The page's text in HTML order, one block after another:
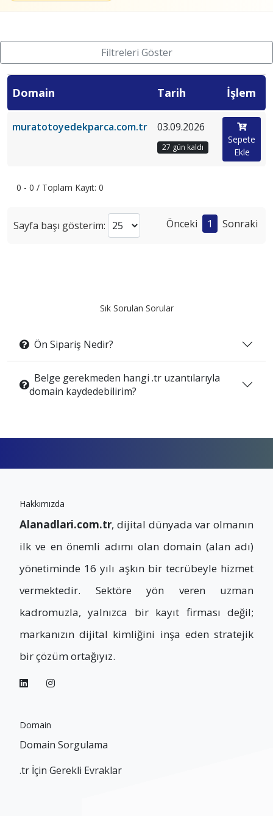
Filtreleri Göster
Domain Tarih İşlem
muratotoyedekparca.com.tr 03.09.2026
27 gün kaldı
Sepete
Ekle
0 - 0 / Toplam Kayıt: 0
Sayfa başı gösterim: Önceki 1 Sonraki
Sık Sorulan Sorular
Ön Sipariş Nedir?
Belge gerekmeden hangi .tr uzantılarıyla
domain kaydedebilirim?
Hakkımızda
Alanadlari.com.tr, dijital dünyada var olmanın
ilk ve en önemli adımı olan domain (alan adı)
yönetiminde 16 yılı aşkın bir tecrübeyle hizmet
vermektedir. Sektöre yön veren uzman
kadromuzla, yalnızca bir kayıt firması değil;
markanızın dijital kimliğini inşa eden stratejik
bir çözüm ortağıyız.
Domain
Domain Sorgulama
.tr İçin Gerekli Evraklar